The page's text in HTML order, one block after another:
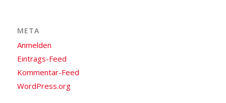
META
Anmelden
Eintrags-Feed
Kommentar-Feed
WordPress.org